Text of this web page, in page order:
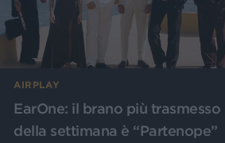
AIRPLAY
EarOne: il brano più trasmesso
della settimana è “Partenope”